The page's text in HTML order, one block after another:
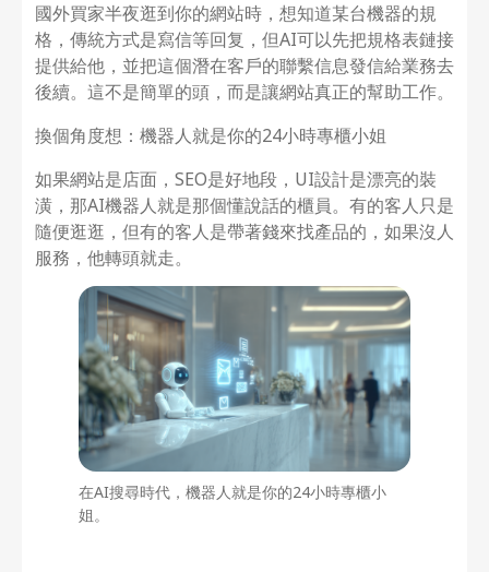
國外買家半夜逛到你的網站時，想知道某台機器的規
格，傳統方式是寫信等回复，但AI可以先把規格表鏈接
提供給他，並把這個潛在客戶的聯繫信息發信給業務去
後續。這不是簡單的頭，而是讓網站真正的幫助工作。
換個角度想：機器人就是你的24小時專櫃小姐
如果網站是店面，SEO是好地段，UI設計是漂亮的裝
潢，那AI機器人就是那個懂說話的櫃員。有的客人只是
隨便逛逛，但有的客人是帶著錢來找產品的，如果沒人
服務，他轉頭就走。
在AI搜尋時代，機器人就是你的24小時專櫃小
姐。